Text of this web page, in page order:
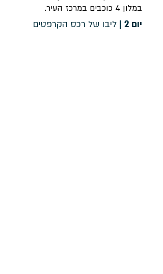
במלון 4 כוכבים במרכז העיר.
יום 2 | ליבו של רכס הקרפטים